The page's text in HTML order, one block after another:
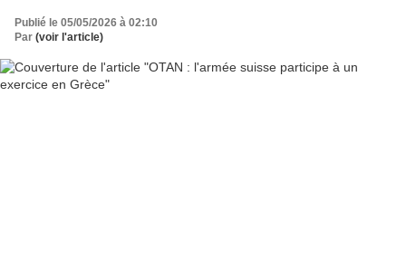
Publié le 05/05/2026 à 02:10
Par (voir l'article)